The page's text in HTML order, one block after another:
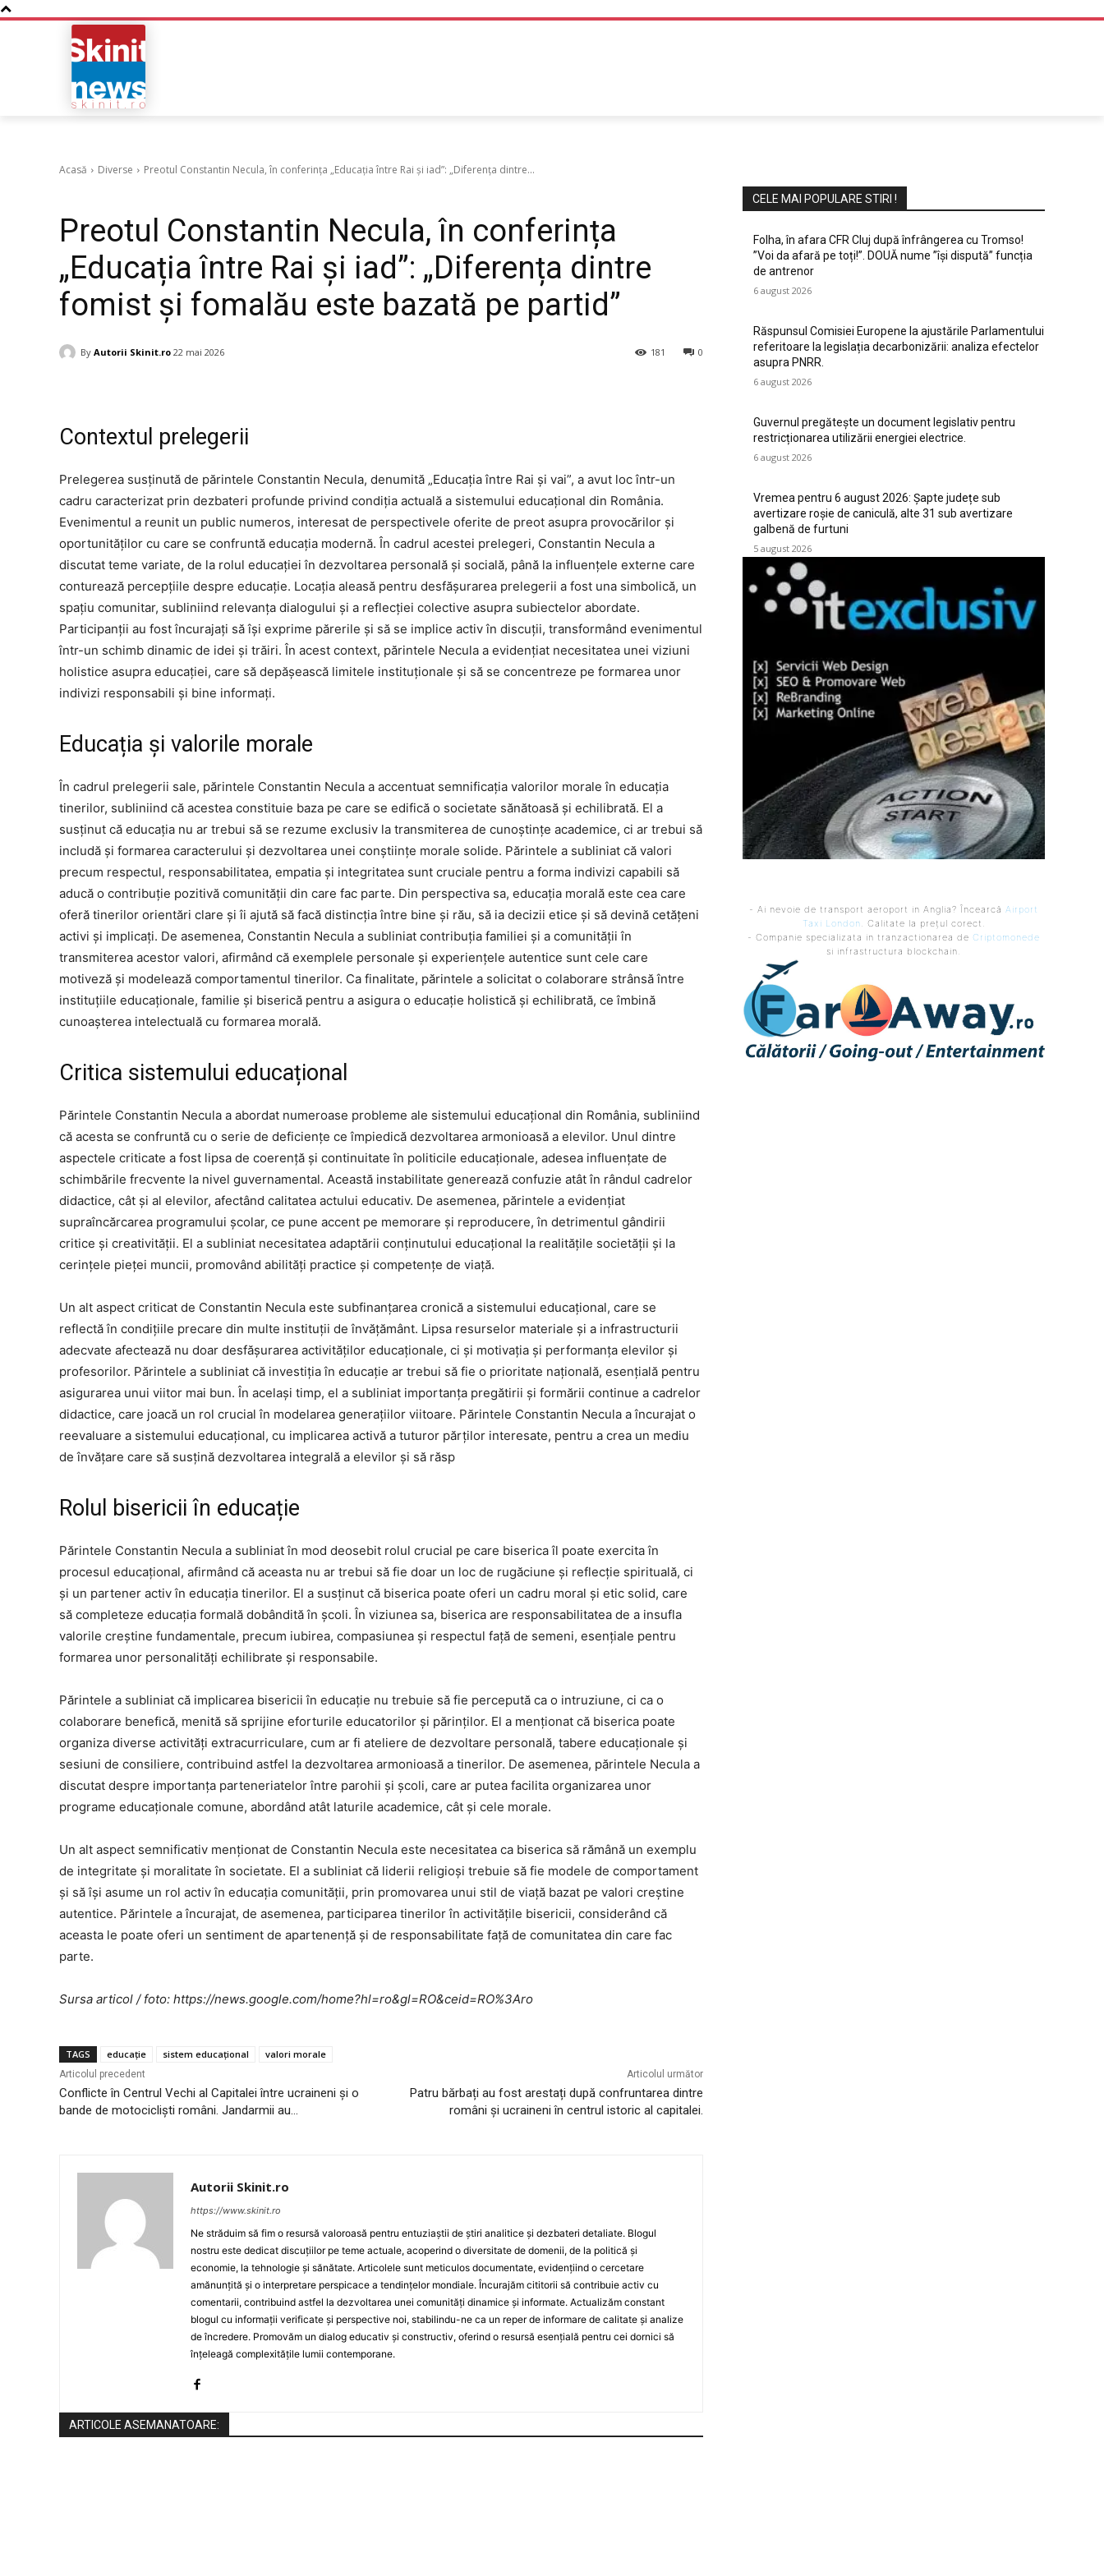
Acasă Diverse Preotul Constantin Necula, în conferința „Educația între Rai și iad”: „Diferența dintre...
Preotul Constantin Necula, în conferința
„Educația între Rai și iad”: „Diferența dintre
fomist și fomalău este bazată pe partid”
By Autorii Skinit.ro 22 mai 2026 0
181
Contextul prelegerii
Prelegerea susținută de părintele Constantin Necula, denumită „Educația între Rai și vai”, a avut loc într-un
cadru caracterizat prin dezbateri profunde privind condiția actuală a sistemului educațional din România.
Evenimentul a reunit un public numeros, interesat de perspectivele oferite de preot asupra provocărilor și
oportunităților cu care se confruntă educația modernă. În cadrul acestei prelegeri, Constantin Necula a
discutat teme variate, de la rolul educației în dezvoltarea personală și socială, până la influențele externe care
conturează percepțiile despre educație. Locația aleasă pentru desfășurarea prelegerii a fost una simbolică, un
spațiu comunitar, subliniind relevanța dialogului și a reflecției colective asupra subiectelor abordate.
Participanții au fost încurajați să își exprime părerile și să se implice activ în discuții, transformând evenimentul
într-un schimb dinamic de idei și trăiri. În acest context, părintele Necula a evidențiat necesitatea unei viziuni
holistice asupra educației, care să depășească limitele instituționale și să se concentreze pe formarea unor
indivizi responsabili și bine informați.
Educația și valorile morale
În cadrul prelegerii sale, părintele Constantin Necula a accentuat semnificația valorilor morale în educația
tinerilor, subliniind că acestea constituie baza pe care se edifică o societate sănătoasă și echilibrată. El a
susținut că educația nu ar trebui să se rezume exclusiv la transmiterea de cunoștințe academice, ci ar trebui să
includă și formarea caracterului și dezvoltarea unei conștiințe morale solide. Părintele a subliniat că valori
precum respectul, responsabilitatea, empatia și integritatea sunt cruciale pentru a forma indivizi capabili să
aducă o contribuție pozitivă comunității din care fac parte. Din perspectiva sa, educația morală este cea care
oferă tinerilor orientări clare și îi ajută să facă distincția între bine și rău, să ia decizii etice și să devină cetățeni
activi și implicați. De asemenea, Constantin Necula a subliniat contribuția familiei și a comunității în
transmiterea acestor valori, afirmând că exemplele personale și experiențele autentice sunt cele care
motiveză și modelează comportamentul tinerilor. Ca finalitate, părintele a solicitat o colaborare strânsă între
instituțiile educaționale, familie și biserică pentru a asigura o educație holistică și echilibrată, ce îmbină
cunoașterea intelectuală cu formarea morală.
Critica sistemului educațional
Părintele Constantin Necula a abordat numeroase probleme ale sistemului educațional din România, subliniind
că acesta se confruntă cu o serie de deficiențe ce împiedică dezvoltarea armonioasă a elevilor. Unul dintre
aspectele criticate a fost lipsa de coerență și continuitate în politicile educaționale, adesea influențate de
schimbările frecvente la nivel guvernamental. Această instabilitate generează confuzie atât în rândul cadrelor
didactice, cât și al elevilor, afectând calitatea actului educativ. De asemenea, părintele a evidențiat
supraîncărcarea programului școlar, ce pune accent pe memorare și reproducere, în detrimentul gândirii
critice și creativității. El a subliniat necesitatea adaptării conținutului educațional la realitățile societății și la
cerințele pieței muncii, promovând abilități practice și competențe de viață.
Un alt aspect criticat de Constantin Necula este subfinanțarea cronică a sistemului educațional, care se
reflectă în condițiile precare din multe instituții de învățământ. Lipsa resurselor materiale și a infrastructurii
adecvate afectează nu doar desfășurarea activităților educaționale, ci și motivația și performanța elevilor și
profesorilor. Părintele a subliniat că investiția în educație ar trebui să fie o prioritate națională, esențială pentru
asigurarea unui viitor mai bun. În același timp, el a subliniat importanța pregătirii și formării continue a cadrelor
didactice, care joacă un rol crucial în modelarea generațiilor viitoare. Părintele Constantin Necula a încurajat o
reevaluare a sistemului educațional, cu implicarea activă a tuturor părților interesate, pentru a crea un mediu
de învățare care să susțină dezvoltarea integrală a elevilor și să răsp
Rolul bisericii în educație
Părintele Constantin Necula a subliniat în mod deosebit rolul crucial pe care biserica îl poate exercita în
procesul educațional, afirmând că aceasta nu ar trebui să fie doar un loc de rugăciune și reflecție spirituală, ci
și un partener activ în educația tinerilor. El a susținut că biserica poate oferi un cadru moral și etic solid, care
să completeze educația formală dobândită în școli. În viziunea sa, biserica are responsabilitatea de a insufla
valorile creștine fundamentale, precum iubirea, compasiunea și respectul față de semeni, esențiale pentru
formarea unor personalități echilibrate și responsabile.
Părintele a subliniat că implicarea bisericii în educație nu trebuie să fie percepută ca o intruziune, ci ca o
colaborare benefică, menită să sprijine eforturile educatorilor și părinților. El a menționat că biserica poate
organiza diverse activități extracurriculare, cum ar fi ateliere de dezvoltare personală, tabere educaționale și
sesiuni de consiliere, contribuind astfel la dezvoltarea armonioasă a tinerilor. De asemenea, părintele Necula a
discutat despre importanța parteneriatelor între parohii și școli, care ar putea facilita organizarea unor
programe educaționale comune, abordând atât laturile academice, cât și cele morale.
Un alt aspect semnificativ menționat de Constantin Necula este necesitatea ca biserica să rămână un exemplu
de integritate și moralitate în societate. El a subliniat că liderii religioși trebuie să fie modele de comportament
și să își asume un rol activ în educația comunității, prin promovarea unui stil de viață bazat pe valori creștine
autentice. Părintele a încurajat, de asemenea, participarea tinerilor în activitățile bisericii, considerând că
aceasta le poate oferi un sentiment de apartenență și de responsabilitate față de comunitatea din care fac
parte.
Sursa articol / foto: https://news.google.com/home?hl=ro&gl=RO&ceid=RO%3Aro
TAGS educație sistem educațional valori morale
Articolul precedent
Conflicte în Centrul Vechi al Capitalei între ucraineni și o
bande de motocicliști români. Jandarmii au…
Articolul următor
Patru bărbați au fost arestați după confruntarea dintre
români și ucraineni în centrul istoric al capitalei.
Autorii Skinit.ro
https://www.skinit.ro
Ne străduim să fim o resursă valoroasă pentru entuziaștii de știri analitice și dezbateri detaliate. Blogul
nostru este dedicat discuțiilor pe teme actuale, acoperind o diversitate de domenii, de la politică și
economie, la tehnologie și sănătate. Articolele sunt meticulos documentate, evidențiind o cercetare
amănunțită și o interpretare perspicace a tendințelor mondiale. Încurajăm cititorii să contribuie activ cu
comentarii, contribuind astfel la dezvoltarea unei comunități dinamice și informate. Actualizăm constant
blogul cu informații verificate și perspective noi, stabilindu-ne ca un reper de informare de calitate și analize
de încredere. Promovăm un dialog educativ și constructiv, oferind o resursă esențială pentru cei dornici să
înțeleagă complexitățile lumii contemporane.
ARTICOLE ASEMANATOARE:
CELE MAI POPULARE STIRI !
Folha, în afara CFR Cluj după înfrângerea cu Tromso!
”Voi da afară pe toți!”. DOUĂ nume ”își dispută” funcția
de antrenor
6 august 2026
Răspunsul Comisiei Europene la ajustările Parlamentului
referitoare la legislația decarbonizării: analiza efectelor
asupra PNRR.
6 august 2026
Guvernul pregătește un document legislativ pentru
restricționarea utilizării energiei electrice.
6 august 2026
Vremea pentru 6 august 2026: Șapte județe sub
avertizare roșie de caniculă, alte 31 sub avertizare
galbenă de furtuni
5 august 2026
- Ai nevoie de transport aeroport in Anglia? Încearcă Airport
Taxi London. Calitate la prețul corect.
- Companie specializata in tranzactionarea de Criptomonede
si infrastructura blockchain.